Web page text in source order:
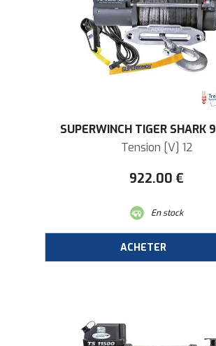
SUPERWINCH TIGER SHARK
Tension [V] 12
922.00 €
En stock